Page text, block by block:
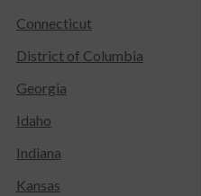
Connecticut
District of Columbia
Georgia
Idaho
Indiana
Kansas